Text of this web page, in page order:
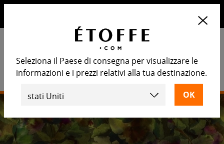
Seleziona il Paese di consegna per visualizzare le
informazioni e i prezzi relativi alla tua destinazione.